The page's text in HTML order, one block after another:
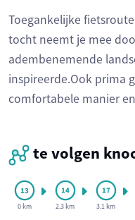
Toegankelijke
tocht neemt je mee
adembenemende
inspireerde.Ook prima
comfortabele manier
te volgen
0 km 2.3 km 3.1 km